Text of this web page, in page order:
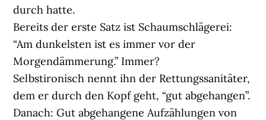
durch hatte.
Bereits der erste Satz ist Schaumschlägerei:
“Am dunkelsten ist es immer vor der
Morgendämmerung.” Immer?
Selbstironisch nennt ihn der Rettungssanitäter,
dem er durch den Kopf geht, “gut abgehangen”.
Danach: Gut abgehangene Aufzählungen von